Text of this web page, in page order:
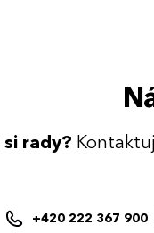
si rady?
+420 222 367 900